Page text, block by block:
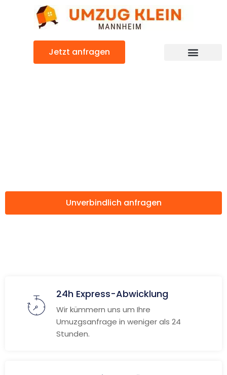
Jetzt anfragen
Unverbindlich anfragen
24h Express-Abwicklung
Wir kümmern uns um Ihre
Umuzgsanfrage in weniger als 24
Stunden.